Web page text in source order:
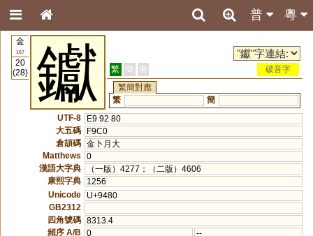
粵
普
金
167
20
(28)
钀 繁 簡 港
破音字
繁簡對應
繁
簡
UTF-8
E9 92 80
大五碼
F9C0
倉頡碼 金卜月大
Matthews
0
漢語大字典
（一版）4277；（二版）4606
康熙字典
1256
Unicode
U+9480
GB2312
四角號碼 8313.4
頻序 A/B
0
--